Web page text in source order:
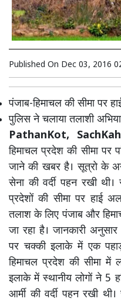
Published On Dec 03, 2016
पंजाब-हिमाचल की सीमा पर
पुलिस ने चलाया तलाशी
PathanKot,
हिमाचल प्रदेश की सीमा पर
जाने की खबर है। सूत्रो के
सेना की वर्दी पहन रखी
प्रदेशों की सीमा पर हाई
तलाश के लिए पंजाब और
जा रहा है। जानकारी
पर चक्की इलाके में एक
हिमाचल प्रदेश की सीमा
इलाके में स्थानीय लोगों ने 5
आर्मी की वर्दी पहन रखी